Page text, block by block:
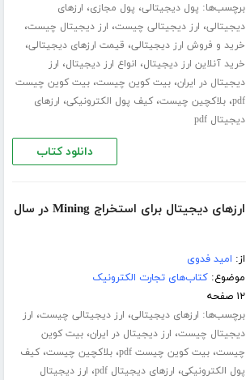
برچسب‌ها: پول دیجیتالی، پول مجازی، ارزهای
دیجیتالی، ارز دیجیتالی چیست، ارز دیجیتال چیست،
خرید و فروش ارز دیجیتالی، قیمت ارزهای دیجیتالی،
خرید آنلاین ارز دیجیتال، انواع ارز دیجیتال، ارز
دیجیتال در ایران،بیت کوین چیست،بیت کوین چیست
pdf،بلاکچین چیست،کیف پول الکترونیکی، ارزهای
دیجیتال pdf
دانلود کتاب
دانلود کتاب بهترین ارزهای دیجیتال برای استخراج Mining در سال
از: امید فدوی
موضوع:کتاب‌های تجارت الکترونیک
۱۲ صفحه
برچسب‌ها: ارزهای دیجیتالی، ارز دیجیتالی چیست، ارز
دیجیتال چیست، ارز دیجیتال در ایران،بیت کوین
چیست،بیت کوین چیست pdf ،بلاکچین چیست،کیف
پول الکترونیکی، ارزهای دیجیتال pdf ، ارز دیجیتال